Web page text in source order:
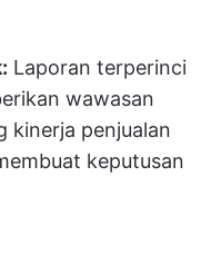
Laporan terperinci
wawasan
kinerja penjualan
keputusan